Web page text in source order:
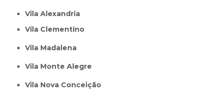
Vila Alexandria
Vila Clementino
Vila Madalena
Vila Monte Alegre
Vila Nova Conceição